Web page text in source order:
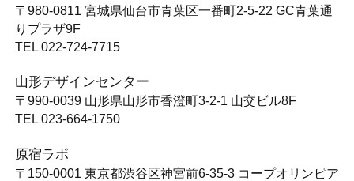
〒980-0811 宮城県仙台市青葉区一番町2-5-22 GC青葉通
りプラザ9F
TEL 022-724-7715
山形デザインセンター
〒990-0039山形県山形市香澄町3-2-1 山交ビル8F
TEL 023-664-1750
原宿ラボ
〒150-0001 東京都渋谷区神宮前6-35-3 コープオリンピア